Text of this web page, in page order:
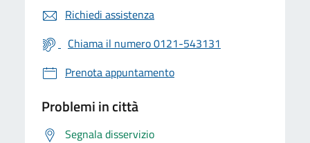
Richiedi assistenza
Chiama il numero 0121-543131
Prenota appuntamento
Problemi in città
Segnala disservizio